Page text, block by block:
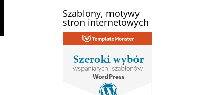
Szablony, motywy
stron internetowych